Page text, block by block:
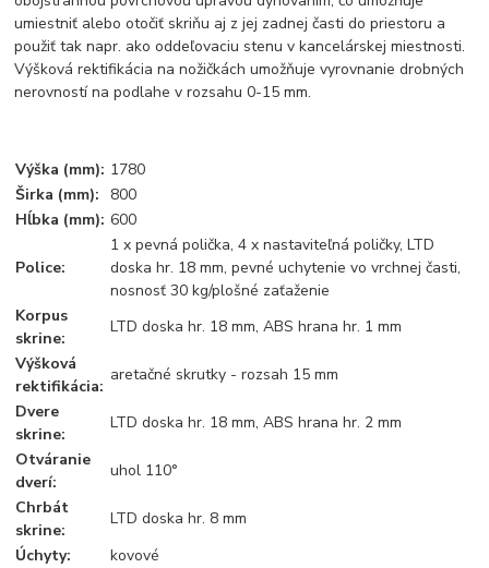
umiestniť alebo otočiť skriňu aj z jej zadnej časti do priestoru a
použiť tak napr. ako oddeľovaciu stenu v kancelárskej miestnosti.
Výšková rektifikácia na nožičkách umožňuje vyrovnanie drobných
nerovností na podlahe v rozsahu 0-15 mm.
Výška (mm): 1780
Širka (mm):
800
Hĺbka (mm): 600
Police:
1 x pevná polička, 4 x nastaviteľná poličky, LTD
doska hr. 18 mm, pevné uchytenie vo vrchnej časti,
nosnosť 30 kg/plošné zaťaženie
Korpus
skrine:
LTD doska hr. 18 mm, ABS hrana hr. 1 mm
Výšková
rektifikácia:
aretačné skrutky - rozsah 15 mm
Dvere
skrine:
LTD doska hr. 18 mm, ABS hrana hr. 2 mm
Otváranie
dverí:
uhol 110°
Chrbát
skrine:
LTD doska hr. 8 mm
Úchyty:
kovové